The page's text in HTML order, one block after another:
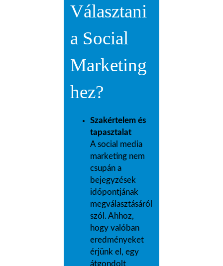
Választani
a Social
Marketing
hez?
Szakértelem és
tapasztalat
A social media
marketing nem
csupán a
bejegyzések
időpontjának
megválasztásáról
szól. Ahhoz,
hogy valóban
eredményeket
érjünk el, egy
átgondolt